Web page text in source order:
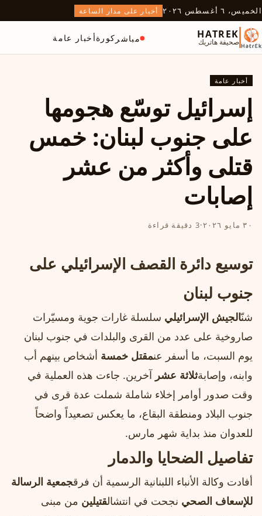
الخميس، ٦ أغسطس ٢٠٢٦ أخبار على مدار الساعة
HATREK
صحيفة هاتريك مباشر كورةأخبار عامة
أخبار عامة
إسرائيل توسّع هجومها
على جنوب لبنان: خمس
قتلى وأكثر من عشر
إصابات
٣٠ مايو ٢٠٢٦ ·3 دقيقة قراءة
توسيع دائرة القصف الإسرائيلي على
جنوب لبنان
شنّالجيش الإسرائيلي سلسلة غارات جوية ومسيّرات
صاروخية على عدد من القرى والبلدات في جنوب لبنان
يوم السبت، ما أسفر عنمقتل خمسة أشخاص بينهم أب
وابنه، وإصابةثلاثة عشر آخرين. جاءت هذه العملية في
وقت صدور أوامر إخلاء شاملة شملت عدة قرى في
جنوب البلاد ومنطقة البقاع، ما يعكس تصعيداً واضحاً
للعدوان منذ بداية شهر مارس.
تفاصيل الضحايا والدمار
أفادت وكالة الأنباء اللبنانية الرسمية أن فرقجمعية الرسالة
للإسعاف الصحي نجحت في انتشالقتيلين من مبنى